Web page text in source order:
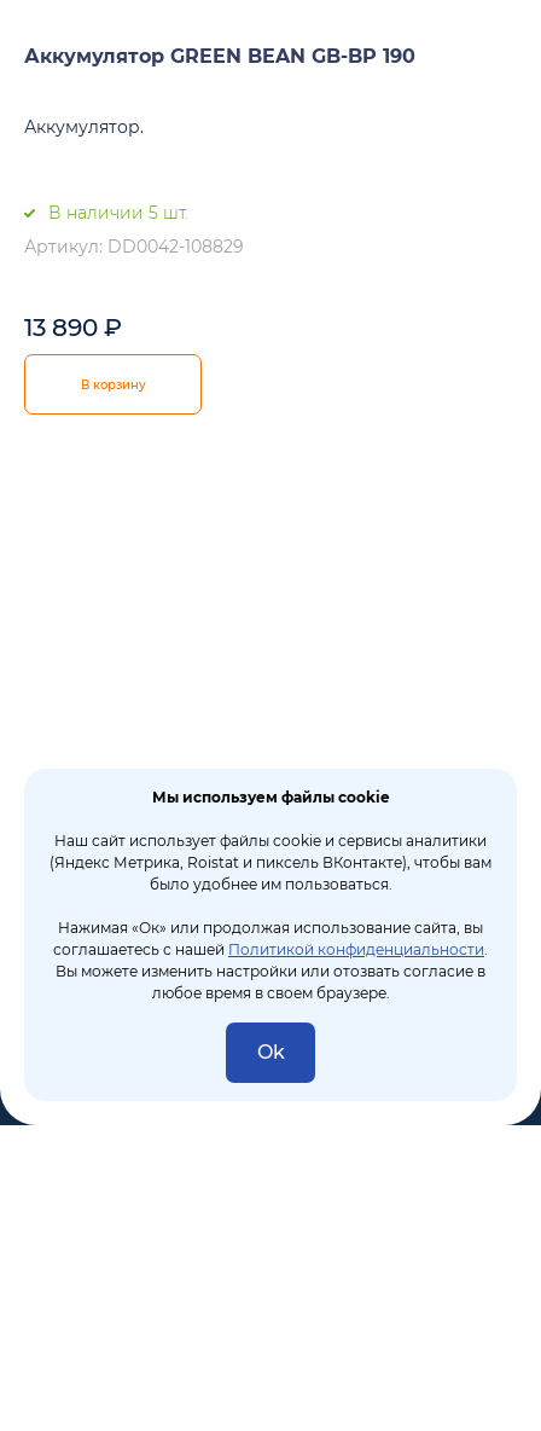
Аккумулятор GREEN BEAN GB-BP 190
Аккумулятор.
В наличии 5 шт.
Артикул: DD0042-108829
13 890 ₽
В корзину
Мы используем файлы cookie
Наш сайт использует файлы cookie и сервисы аналитики
(Яндекс Метрика, Roistat и пиксель ВКонтакте), чтобы вам
было удобнее им пользоваться.
Нажимая «Ок» или продолжая использование сайта, вы
соглашаетесь с нашей Политикой конфиденциальности.
Вы можете изменить настройки или отозвать согласие в
любое время в своем браузере.
Ok